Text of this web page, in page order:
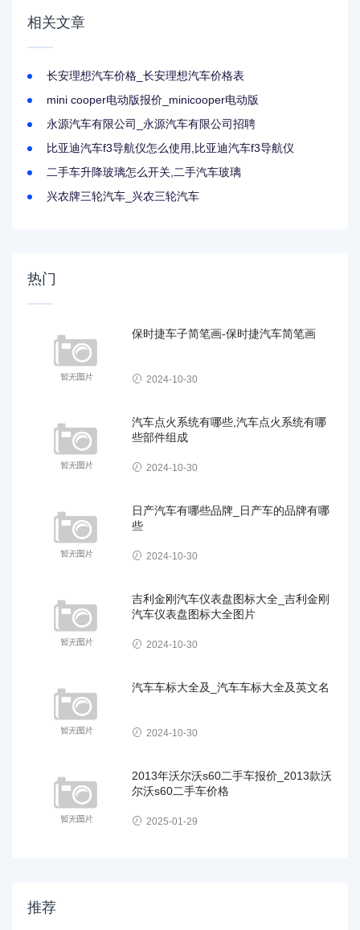
相关文章
长安理想汽车价格_长安理想汽车价格表
mini cooper电动版报价_minicooper电动版
永源汽车有限公司_永源汽车有限公司招聘
比亚迪汽车f3导航仪怎么使用,比亚迪汽车f3导航仪
二手车升降玻璃怎么开关,二手汽车玻璃
兴农牌三轮汽车_兴农三轮汽车
热门
保时捷车子简笔画-保时捷汽车简笔画
2024-10-30
汽车点火系统有哪些,汽车点火系统有哪
些部件组成
2024-10-30
日产汽车有哪些品牌_日产车的品牌有哪
些
2024-10-30
吉利金刚汽车仪表盘图标大全_吉利金刚
汽车仪表盘图标大全图片
2024-10-30
汽车车标大全及_汽车车标大全及英文名
2024-10-30
2013年沃尔沃s60二手车报价_2013款沃
尔沃s60二手车价格
2025-01-29
推荐